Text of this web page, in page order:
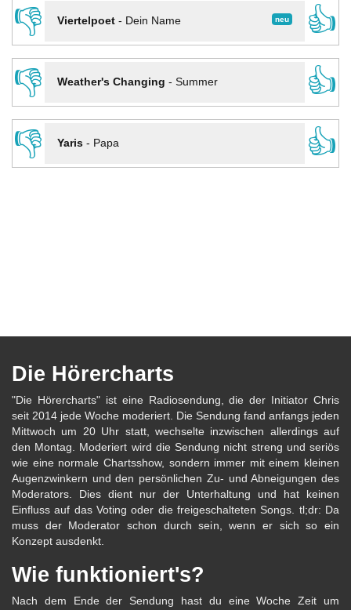
👎
neu
Viertelpoet- Dein Name
👍
👎
Weather's Changing - Summer
👍
👎
Yaris- Papa 👍
Die Hörercharts
"Die Hörercharts" ist eine Radiosendung, die der Initiator Chris
seit 2014 jede Woche moderiert. Die Sendung fand anfangs jeden
Mittwoch um 20 Uhr statt, wechselte inzwischen allerdings auf
den Montag. Moderiert wird die Sendung nicht streng und seriös
wie eine normale Chartsshow, sondern immer mit einem kleinen
Augenzwinkern und den persönlichen Zu- und Abneigungen des
Moderators. Dies dient nur der Unterhaltung und hat keinen
Einfluss auf das Voting oder die freigeschalteten Songs. tl;dr: Da
muss der Moderator schon durch sein, wenn er sich so ein
Konzept ausdenkt.
Wie funktioniert's?
Nach dem Ende der Sendung hast du eine Woche Zeit um